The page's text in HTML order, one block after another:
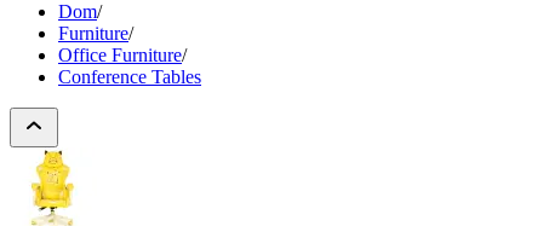
Dom/
Furniture/
Office Furniture/
Conference Tables